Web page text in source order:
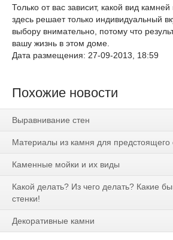
Только от вас зависит, какой вид
здесь решает только индивидуальный
выбору внимательно, потому что
вашу жизнь в этом доме.
Дата размещения: 27-09-2013, 18:59
Похожие новости
Выравнивание стен
Материалы из камня для предстоящего
Каменные мойки и их виды
Какой делать? Из чего делать? Какие
стенки!
Декоративные камни